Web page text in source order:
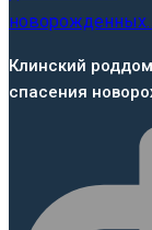
Клинский
спасения